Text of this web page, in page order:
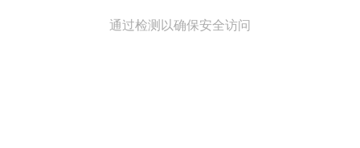
通过检测以确保安全访问